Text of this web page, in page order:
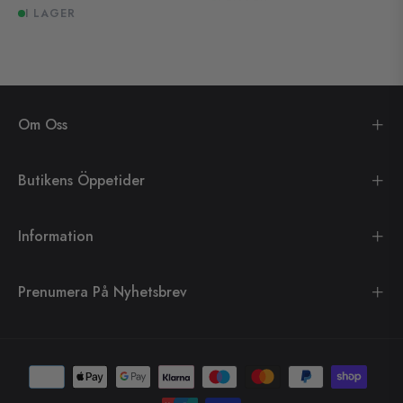
I LAGER
Om Oss
Butikens Öppetider
Information
Prenumera På Nyhetsbrev